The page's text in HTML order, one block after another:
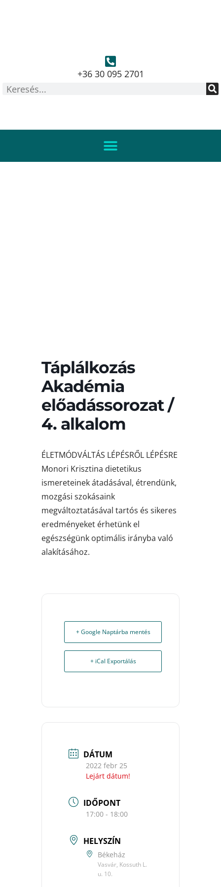
+36 30 095 2701
Táplálkozás
Akadémia
előadássorozat /
4. alkalom
ÉLETMÓDVÁLTÁS LÉPÉSRŐL LÉPÉSRE
Monori Krisztina dietetikus
ismereteinek átadásával, étrendünk,
mozgási szokásaink
megváltoztatásával tartós és sikeres
eredményeket érhetünk el
egészségünk optimális irányba való
alakításához.
+ Google Naptárba mentés
+ iCal Exportálás
DÁTUM
2022 febr 25
Lejárt dátum!
IDŐPONT
17:00 - 18:00
HELYSZÍN
Békeház
Vasvár, Kossuth L.
u. 10.